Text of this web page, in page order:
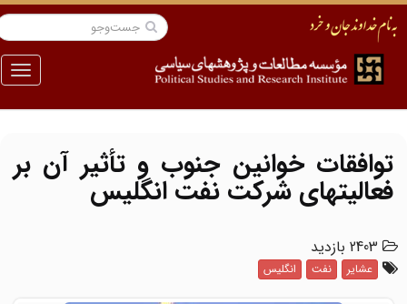
منو
توافقات خوانین جنوب و تأثیر آن بر
فعالیتهای شرکت نفت انگلیس
2403 بازدید
عشایر نفت انگلیس